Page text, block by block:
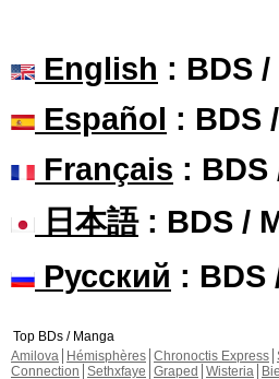
English : BDS /
Español : BDS
Français : BDS
日本語: BDS /
Русский : BDS
Top BDs / Manga
Amilova
Hémisphères Chronoctis Express
Connection Sethxfaye Graped Wisteria